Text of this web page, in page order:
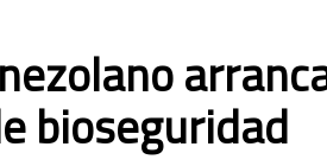
bioseguridad